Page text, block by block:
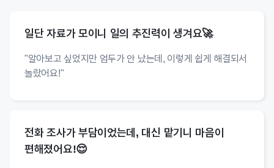
일단 자료가 모이니 일의 추진력이 생겨요🚀
"알아보고 싶었지만 엄두가 안 났는데, 이렇게 쉽게 해결되서
놀랐어요!"
전화 조사가 부담이었는데, 대신 맡기니 마음이
편해졌어요!😌